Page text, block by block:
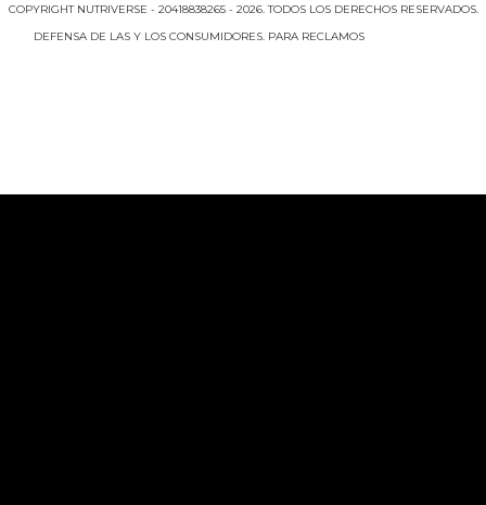
COPYRIGHT NUTRIVERSE - 20418838265 - 2026. TODOS LOS DERECHOS RESERVADOS.
DEFENSA DE LAS Y LOS CONSUMIDORES. PARA RECLAMOS